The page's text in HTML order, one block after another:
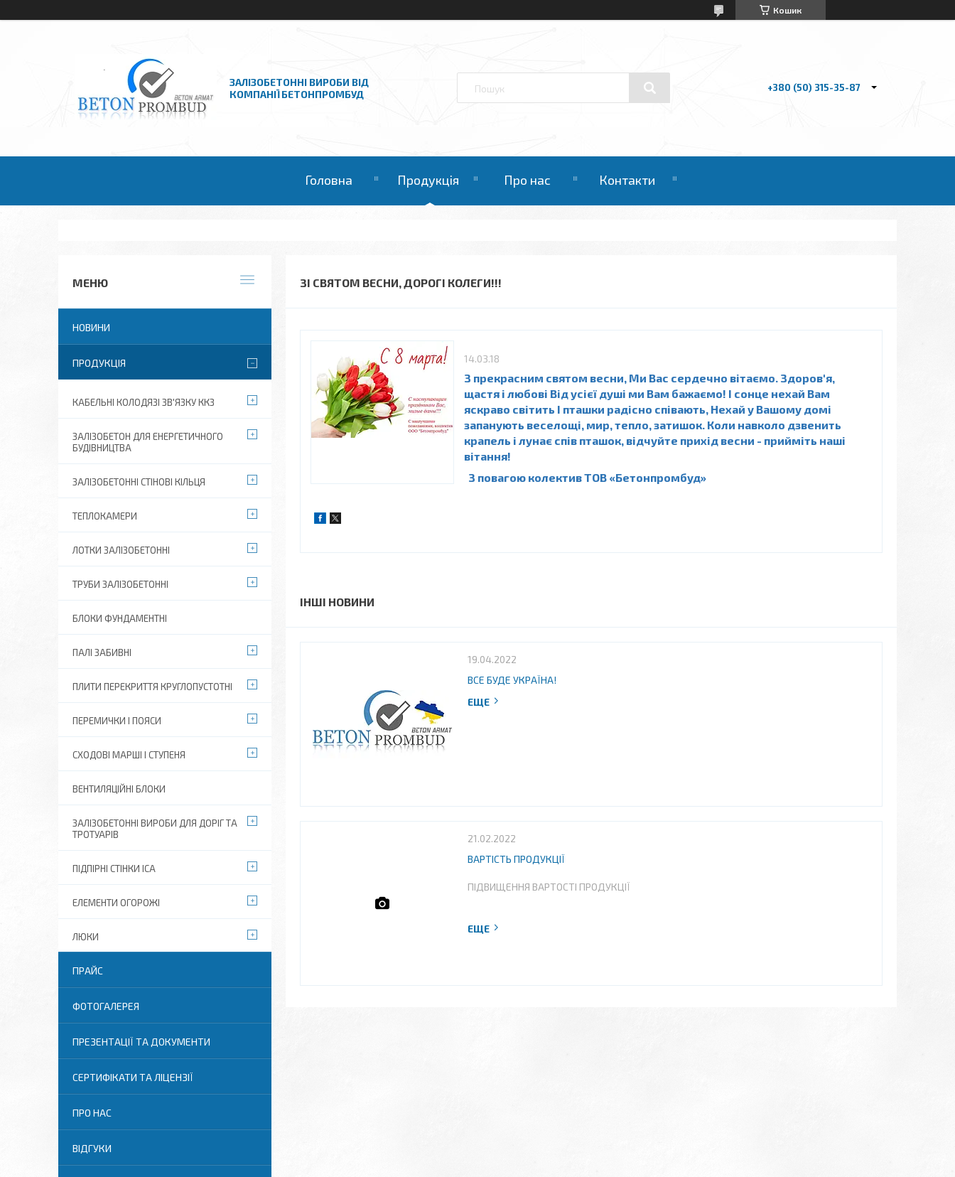
Кошик
ЗАЛІЗОБЕТОННІ ВИРОБИ ВІД
КОМПАНІЇ БЕТОНПРОМБУД
+380 (50) 315-35-87
Головна Продукція Про нас Контакти
ЗІ СВЯТОМ ВЕСНИ, ДОРОГІ КОЛЕГИ!!!
14.03.18
З прекрасним святом весни, Ми Вас сердечно вітаємо. Здоров'я,
щастя і любові Від усієї душі ми Вам бажаємо! І сонце нехай Вам
яскраво світить І пташки радісно співають, Нехай у Вашому домі
запанують веселощі, мир, тепло, затишок. Коли навколо дзвенить
крапель і лунає спів пташок, відчуйте прихід весни - прийміть наші
вітання!
З повагою колектив ТОВ «Бетонпромбуд»
ІНШІ НОВИНИ
19.04.2022
ВСЕ БУДЕ УКРАЇНА!
21.02.2022
ВАРТІСТЬ ПРОДУКЦІЇ
ПІДВИЩЕННЯ ВАРТОСТІ ПРОДУКЦІЇ
НОВИНИ
ПРОДУКЦІЯ
КАБЕЛЬНІ КОЛОДЯЗІ ЗВ'ЯЗКУ ККЗ
ЗАЛІЗОБЕТОН ДЛЯ ЕНЕРГЕТИЧНОГО
БУДІВНИЦТВА
ЗАЛІЗОБЕТОННІ СТІНОВІ КІЛЬЦЯ
ТЕПЛОКАМЕРИ
ЛОТКИ ЗАЛІЗОБЕТОННІ
ТРУБИ ЗАЛІЗОБЕТОННІ
БЛОКИ ФУНДАМЕНТНІ
ПАЛІ ЗАБИВНІ
ПЛИТИ ПЕРЕКРИТТЯ КРУГЛОПУСТОТНІ
ПЕРЕМИЧКИ І ПОЯСИ
СХОДОВІ МАРШІ І СТУПЕНЯ
ВЕНТИЛЯЦІЙНІ БЛОКИ
ЗАЛІЗОБЕТОННІ ВИРОБИ ДЛЯ ДОРІГ ТА
ТРОТУАРІВ
ПІДПІРНІ СТІНКИ ІСА
ЕЛЕМЕНТИ ОГОРОЖІ
ЛЮКИ
ПРАЙС
ФОТОГАЛЕРЕЯ
ПРЕЗЕНТАЦІЇ ТА ДОКУМЕНТИ
СЕРТИФІКАТИ ТА ЛІЦЕНЗІЇ
ПРО НАС
ВІДГУКИ